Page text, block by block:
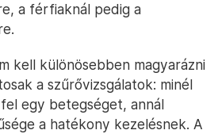
a férfiaknál pedig a
kell különösebben magyarázni
a szűrővizsgálatok: minél
egy betegséget, annál
a hatékony kezelésnek. A